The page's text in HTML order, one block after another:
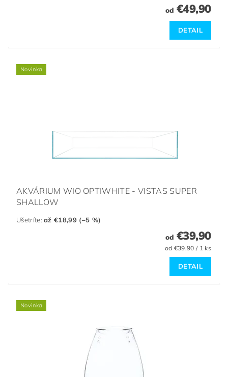
od €49,90
DETAIL
Novinka
AKVÁRIUM WIO OPTIWHITE - VISTAS SUPER
SHALLOW
Ušetríte:až €18,99 (–5 %)
od €39,90
od €39,90 / 1 ks
DETAIL
Novinka